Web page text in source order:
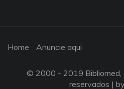
Home Anuncie aqui
© 2000 - 2019 Bibliomed,
reservados |